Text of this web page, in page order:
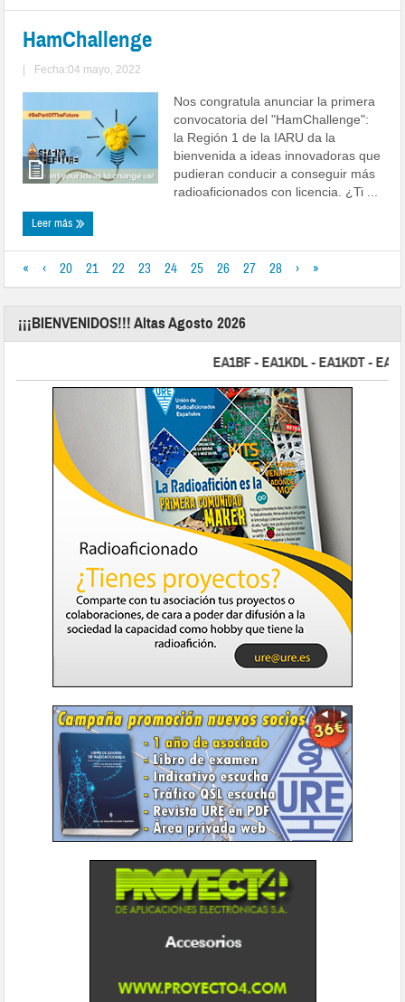
HamChallenge
| Fecha:04 mayo, 2022
Nos congratula anunciar la primera
convocatoria del "HamChallenge":
la Región 1 de la IARU da la
bienvenida a ideas innovadoras que
pudieran conducir a conseguir más
radioaficionados con licencia. ¿Ti ...
Leer más
« ‹ 20 21 22 23 24 25 26 27 28 › »
¡¡¡BIENVENIDOS!!! Altas Agosto 2026
EA1BF - EA1KDL - EA1KDT -